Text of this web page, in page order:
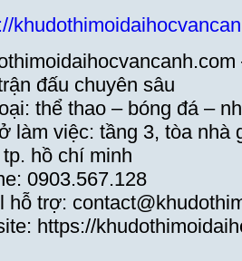
đấu chuyên sâu
thể thao – bóng đá –
làm việc: tầng 3, tòa nhà
hồ chí minh
0903.567.128
hỗ trợ:
https://